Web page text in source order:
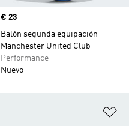
Precio
€ 23
Balón segunda equipación
Manchester United Club
Performance
Nuevo